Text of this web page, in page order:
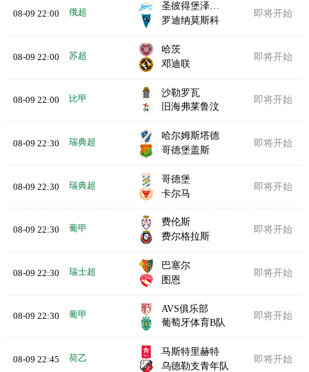
08-09 22:00 俄超
圣彼得堡泽尼特
罗迪纳莫斯科
即将开始
08-09 22:00 苏超
哈茨
邓迪联
即将开始
08-09 22:00 比甲
沙勒罗瓦
旧海弗莱鲁汶
即将开始
08-09 22:30 瑞典超
哈尔姆斯塔德
哥德堡盖斯
即将开始
08-09 22:30 瑞典超
哥德堡
卡尔马
即将开始
08-09 22:30 葡甲
费伦斯
费尔格拉斯
即将开始
08-09 22:30 瑞士超
巴塞尔
图恩
即将开始
08-09 22:30 葡甲
AVS俱乐部
葡萄牙体育B队
即将开始
08-09 22:45 荷乙
马斯特里赫特
乌德勒支青年队
即将开始